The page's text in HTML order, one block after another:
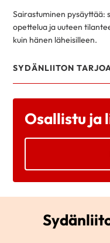
Sairastuminen pysäyttää:
opettelua ja uuteen
kuin hänen läheisilleen.
SYDÄNLIITON
Osallistu ja